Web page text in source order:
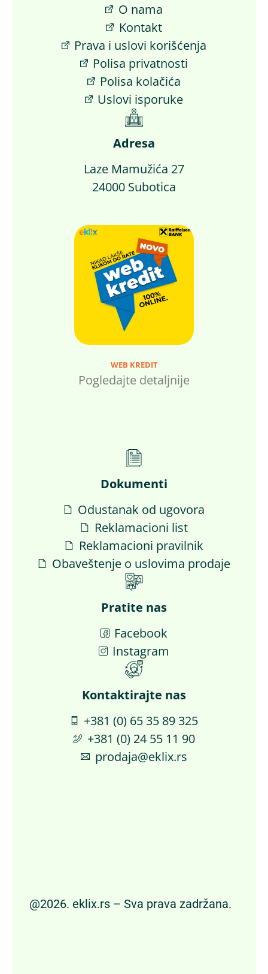
O nama
Kontakt
Prava i uslovi korišćenja
Polisa privatnosti
Polisa kolačića
Uslovi isporuke
Adresa
Laze Mamužića 27
24000 Subotica
WEB KREDIT
Pogledajte detaljnije
Dokumenti
Odustanak od ugovora
Reklamacioni list
Reklamacioni pravilnik
Obaveštenje o uslovima prodaje
Pratite nas
Facebook
Instagram
Kontaktirajte nas​
+381 (0) 65 35 89 325
+381 (0) 24 55 11 90
prodaja@eklix.rs
@2026. eklix.rs – Sva prava zadržana.